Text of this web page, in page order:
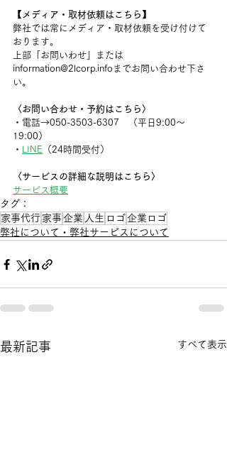
【メディア・取材依頼はこちら】
弊社では常にメディア・取材依頼を受け付けて
おります。
上部「お問いわせ」または
information@2lcorp.infoまでお問い合わせ下さ
い。
〈お問い合わせ・予約はこちら〉
・電話→050-3503-6307　（平日9:00〜
19:00）
・
LINE （24時間受付）
〈サービスの詳細な説明はこちら〉
サービス概要
タグ：
家事代行 家事 企業 人生 ロゴ企業ロゴ
弊社について・弊社サービスについて
最新記事 すべて表示